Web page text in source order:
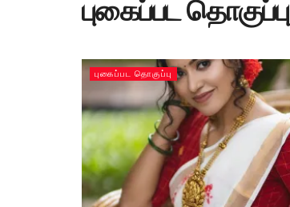
புகைப்பட தொகுப்பு
புகைப்பட தொகுப்பு